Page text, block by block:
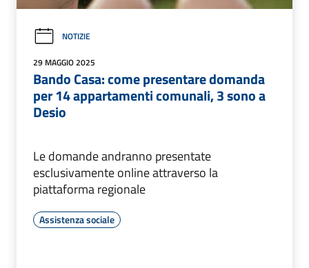
NOTIZIE
29 MAGGIO 2025
Bando Casa: come presentare domanda
per 14 appartamenti comunali, 3 sono a
Desio
Le domande andranno presentate
esclusivamente online attraverso la
piattaforma regionale
Assistenza sociale